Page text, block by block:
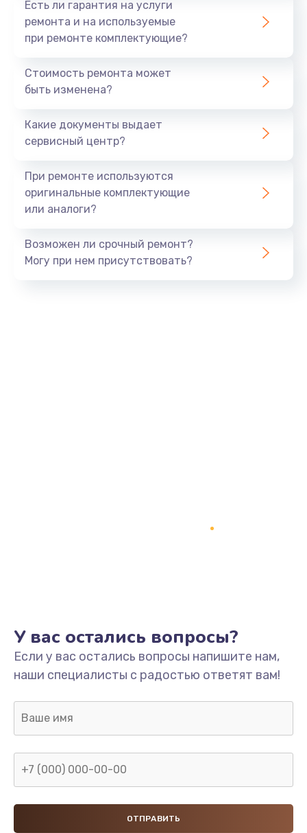
Заказать
980 руб.
Ремонт микровыключателей
Заказать
Есть ли гарантия на услуги
ремонта и на используемые
при ремонте комплектующие?
Стоимость ремонта может
быть изменена?
Какие документы выдает
сервисный центр?
При ремонте используются
оригинальные комплектующие
или аналоги?
Возможен ли срочный ремонт?
Могу при нем присутствовать?
У вас остались вопросы?
Если у вас остались вопросы напишите нам,
наши специалисты с радостью ответят вам!